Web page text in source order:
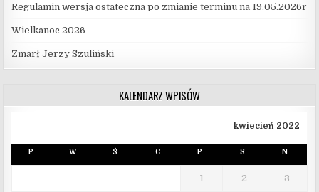
Regulamin wersja ostateczna po zmianie terminu na 19.05.2026r
Wielkanoc 2026
Zmarł Jerzy Szuliński
KALENDARZ WPISÓW
kwiecień 2022
P W Ś C P S N
1 2 3